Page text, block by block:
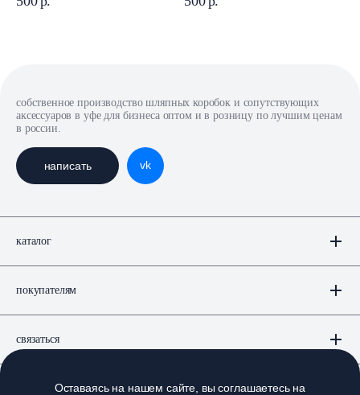
Оставаясь на нашем сайте, вы соглашаетесь на
собственное производство шляпных коробок и сопутствующих
аксессуаров в уфе для бизнеса оптом и в розницу по лучшим ценам
в россии.
vk
написать
каталог
покупателям
связаться
документы